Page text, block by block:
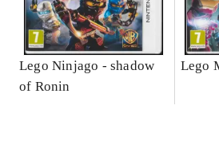
Lego Ninjago - shadow
of Ronin
Lego